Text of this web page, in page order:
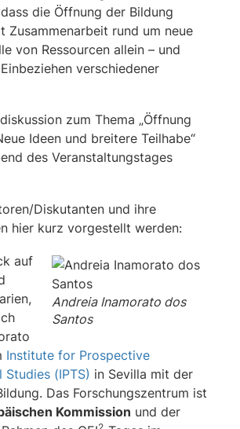
die Öffnung der Bildung
Zusammenarbeit rund um neue
von Ressourcen allein – und
verschiedener
zum Thema „Öffnung
Ideen und breitere Teilhabe“
des Veranstaltungstages
Diskutanten und ihre
hier kurz vorgestellt werden:
Andreia Inamorato dos
Santos
auf
Institute for Prospective
(IPTS) in Sevilla mit der
Das Forschungszentrum ist
Kommission und der